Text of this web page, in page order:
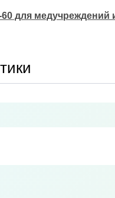
60 для медучреждений